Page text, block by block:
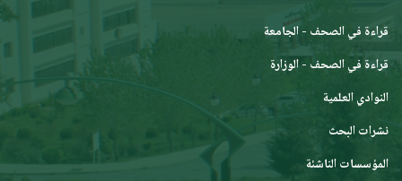
قراءة في الصحف - الجامعة
قراءة في الصحف - الوزارة
النوادي العلمية
نشرات البحث
المؤسسات الناشئة